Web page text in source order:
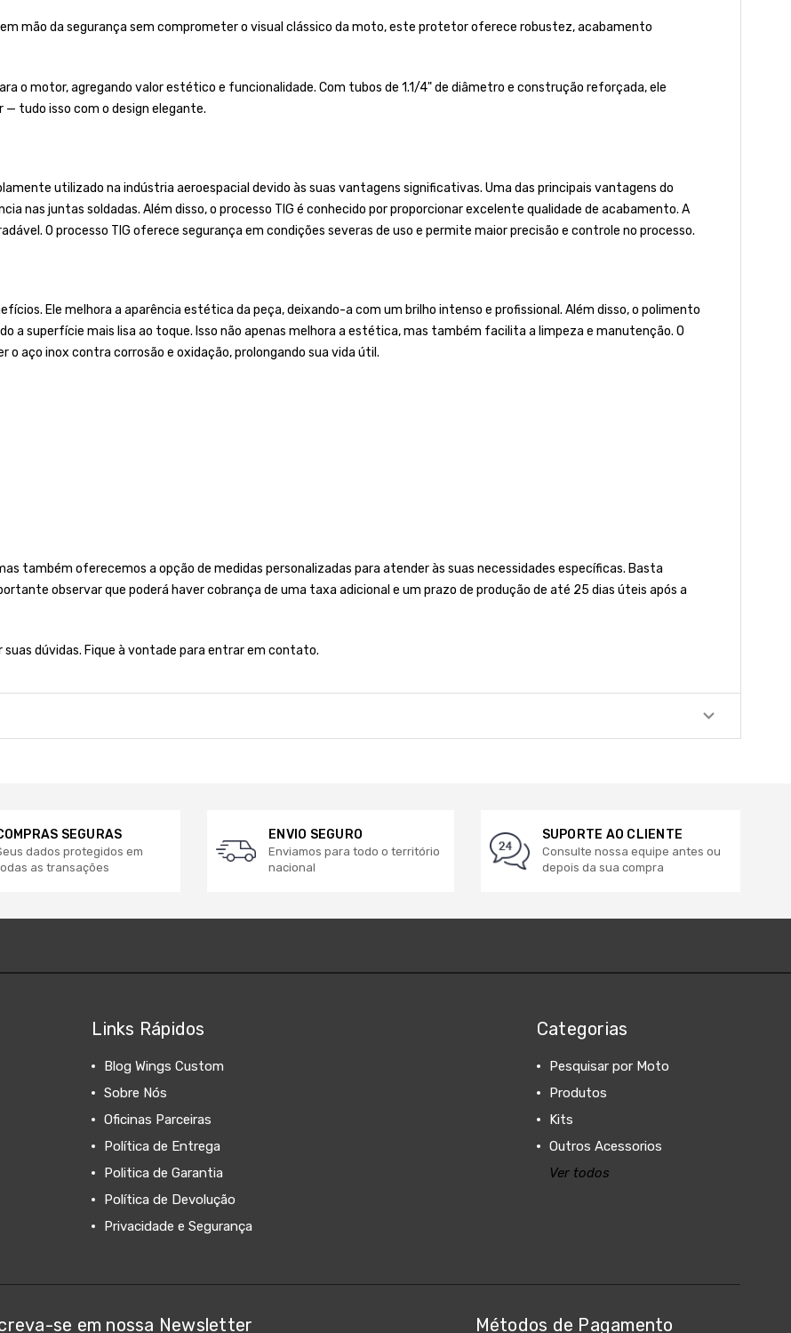
mão da segurança sem comprometer o visual clássico da moto, este protetor oferece robustez, acabamento
o motor, agregando valor estético e funcionalidade. Com tubos de 1.1/4" de diâmetro e construção reforçada, ele
tudo isso com o design elegante.
utilizado na indústria aeroespacial devido às suas vantagens significativas. Uma das principais vantagens do
nas juntas soldadas. Além disso, o processo TIG é conhecido por proporcionar excelente qualidade de acabamento. A
O processo TIG oferece segurança em condições severas de uso e permite maior precisão e controle no processo.
Ele melhora a aparência estética da peça, deixando-a com um brilho intenso e profissional. Além disso, o polimento
a superfície mais lisa ao toque. Isso não apenas melhora a estética, mas também facilita a limpeza e manutenção. O
aço inox contra corrosão e oxidação, prolongando sua vida útil.
também oferecemos a opção de medidas personalizadas para atender às suas necessidades específicas. Basta
observar que poderá haver cobrança de uma taxa adicional e um prazo de produção de até 25 dias úteis após a
dúvidas. Fique à vontade para entrar em contato.
SEGURAS
dados protegidos em
as transações
ENVIO SEGURO
Enviamos para todo o território
nacional
SUPORTE AO CLIENTE
Consulte nossa equipe antes ou
depois da sua compra
Links Rápidos
Blog Wings Custom
Sobre Nós
Oficinas Parceiras
Política de Entrega
Politica de Garantia
Política de Devolução
Privacidade e Segurança
Categorias
Pesquisar por Moto
Produtos
Kits
Outros Acessorios
Ver todos
se em nossa Newsletter Métodos de Pagamento